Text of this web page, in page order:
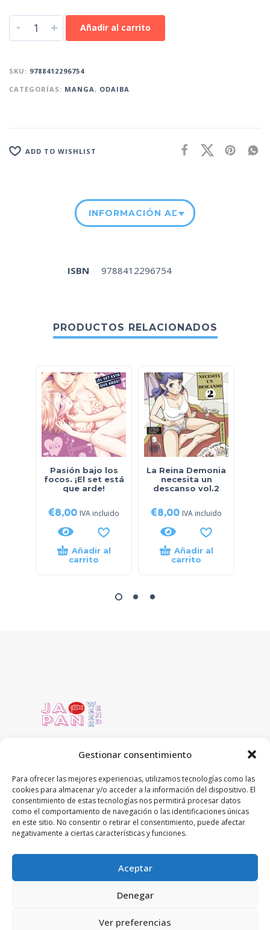
Gestionar consentimiento
Para ofrecer las mejores experiencias, utilizamos tecnologías como las
cookies para almacenar y/o acceder a la información del dispositivo. El
consentimiento de estas tecnologías nos permitirá procesar datos
como el comportamiento de navegación o las identificaciones únicas
en este sitio. No consentir o retirar el consentimiento, puede afectar
negativamente a ciertas características y funciones.
Aceptar
Denegar
Ver preferencias
- + Añadir al carrito
SKU: 9788412296754
CATEGORÍAS: MANGA, ODAIBA
ADD TO WISHLIST
INFORMACIÓN ADICIONAL
ISBN 9788412296754
PRODUCTOS RELACIONADOS
Pasión bajo los
focos. ¡El set está
que arde!
€8,00 IVA incluido
Añadir al
carrito
La Reina Demonia
necesita un
descanso vol.2
€8,00 IVA incluido
Añadir al
carrito
C/ Concejo de Ustarroz 5 local
31016 Pamplona, Navarra
948-59-13-19